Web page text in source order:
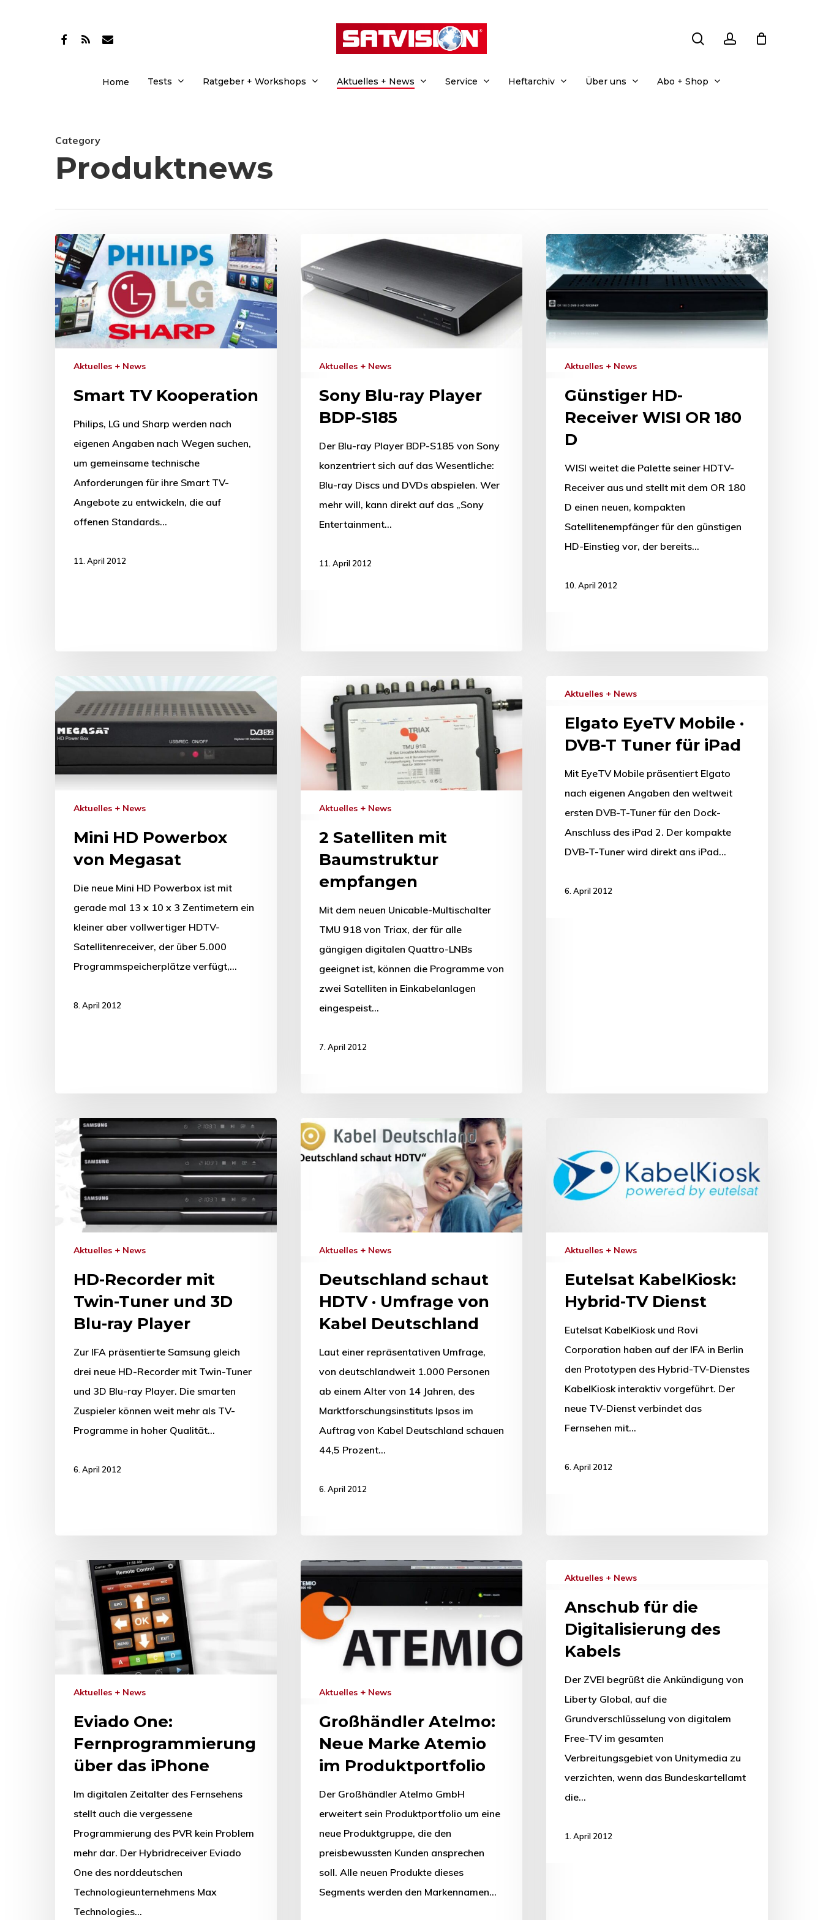
Drücken Sie Enter zum Suchen oder ESC zum Schließen.
facebook
RSS email
Home Tests Ratgeber + Workshops Aktuelles + News Service Heftarchiv Über uns Abo + Shop
Category
Produktnews
Aktuelles + News
Smart TV Kooperation
Philips, LG und Sharp werden nach
eigenen Angaben nach Wegen suchen,
um gemeinsame technische
Anforderungen für ihre Smart TV-
Angebote zu entwickeln, die auf
offenen Standards…
11. April 2012
Aktuelles + News
Sony Blu-ray Player
BDP-S185
Der Blu-ray Player BDP-S185 von Sony
konzentriert sich auf das Wesentliche:
Blu-ray Discs und DVDs abspielen. Wer
mehr will, kann direkt auf das „Sony
Entertainment…
11. April 2012
Aktuelles + News
Günstiger HD-
Receiver WISI OR 180
D
WISI weitet die Palette seiner HDTV-
Receiver aus und stellt mit dem OR 180
D einen neuen, kompakten
Satellitenempfänger für den günstigen
HD-Einstieg vor, der bereits…
10. April 2012
Aktuelles + News
Mini HD Powerbox
von Megasat
Die neue Mini HD Powerbox ist mit
gerade mal 13 x 10 x 3 Zentimetern ein
kleiner aber vollwertiger HDTV-
Satellitenreceiver, der über 5.000
Programmspeicherplätze verfügt,…
8. April 2012
Aktuelles + News
2 Satelliten mit
Baumstruktur
empfangen
Mit dem neuen Unicable-Multischalter
TMU 918 von Triax, der für alle
gängigen digitalen Quattro-LNBs
geeignet ist, können die Programme von
zwei Satelliten in Einkabelanlagen
eingespeist…
7. April 2012
Aktuelles + News
Elgato EyeTV Mobile ·
DVB-T Tuner für iPad
Mit EyeTV Mobile präsentiert Elgato
nach eigenen Angaben den weltweit
ersten DVB-T-Tuner für den Dock-
Anschluss des iPad 2. Der kompakte
DVB-T-Tuner wird direkt ans iPad…
6. April 2012
Aktuelles + News
HD-Recorder mit
Twin-Tuner und 3D
Blu-ray Player
Zur IFA präsentierte Samsung gleich
drei neue HD-Recorder mit Twin-Tuner
und 3D Blu-ray Player. Die smarten
Zuspieler können weit mehr als TV-
Programme in hoher Qualität…
6. April 2012
Aktuelles + News
Deutschland schaut
HDTV · Umfrage von
Kabel Deutschland
Laut einer repräsentativen Umfrage,
von deutschlandweit 1.000 Personen
ab einem Alter von 14 Jahren, des
Marktforschungsinstituts Ipsos im
Auftrag von Kabel Deutschland schauen
44,5 Prozent…
6. April 2012
Aktuelles + News
Eutelsat KabelKiosk:
Hybrid-TV Dienst
Eutelsat KabelKiosk und Rovi
Corporation haben auf der IFA in Berlin
den Prototypen des Hybrid-TV-Dienstes
KabelKiosk interaktiv vorgeführt. Der
neue TV-Dienst verbindet das
Fernsehen mit…
6. April 2012
Aktuelles + News
Eviado One:
Fernprogrammierung
über das iPhone
Im digitalen Zeitalter des Fernsehens
stellt auch die vergessene
Programmierung des PVR kein Problem
mehr dar. Der Hybridreceiver Eviado
One des norddeutschen
Technologieunternehmens Max
Technologies…
Aktuelles + News
Großhändler Atelmo:
Neue Marke Atemio
im Produktportfolio
Der Großhändler Atelmo GmbH
erweitert sein Produktportfolio um eine
neue Produktgruppe, die den
preisbewussten Kunden ansprechen
soll. Alle neuen Produkte dieses
Segments werden den Markennamen…
Aktuelles + News
Anschub für die
Digitalisierung des
Kabels
Der ZVEI begrüßt die Ankündigung von
Liberty Global, auf die
Grundverschlüsselung von digitalem
Free-TV im gesamten
Verbreitungsgebiet von Unitymedia zu
verzichten, wenn das Bundeskartellamt
die…
1. April 2012